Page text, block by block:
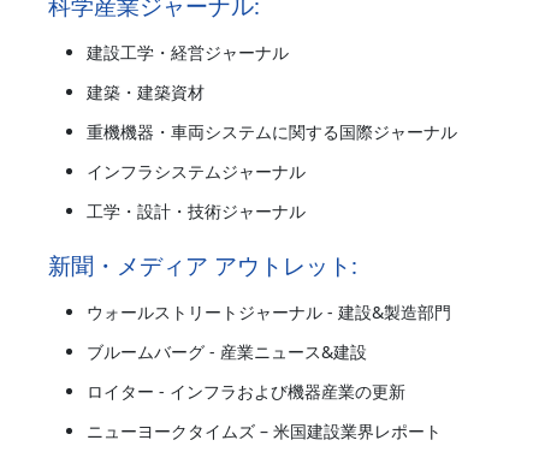
建設工学・経営ジャーナル
建築・建築資材
重機機器・車両システムに関する国際ジャーナル
インフラシステムジャーナル
工学・設計・技術ジャーナル
新聞・メディア アウトレット:
ウォールストリートジャーナル - 建設&製造部門
ブルームバーグ - 産業ニュース&建設
ロイター - インフラおよび機器産業の更新
ニューヨークタイムズ – 米国建設業界レポート